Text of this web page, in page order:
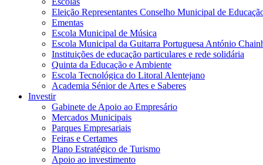
Eleição Representantes Conselho Municipal de
Ementas
Escola Municipal de Música
Escola Municipal da Guitarra Portuguesa António
Instituições de educação particulares e rede solidária
Quinta da Educação e Ambiente
Escola Tecnológica do Litoral Alentejano
Academia Sénior de Artes e Saberes
Investir
Gabinete de Apoio ao Empresário
Mercados Municipais
Parques Empresariais
Feiras e Certames
Plano Estratégico de Turismo
Apoio ao investimento